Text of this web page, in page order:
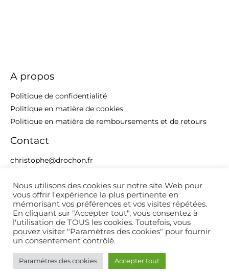
A propos
Politique de confidentialité
Politique en matière de cookies
Politique en matière de remboursements et de retours
Contact
christophe@drochon.fr
Copyright © 2026 Drochon Christophe
Nous utilisons des cookies sur notre site Web pour
vous offrir l'expérience la plus pertinente en
mémorisant vos préférences et vos visites répétées.
En cliquant sur "Accepter tout", vous consentez à
l'utilisation de TOUS les cookies. Toutefois, vous
pouvez visiter "Paramètres des cookies" pour fournir
un consentement contrôlé.
Paramètres des cookies Accepter tout